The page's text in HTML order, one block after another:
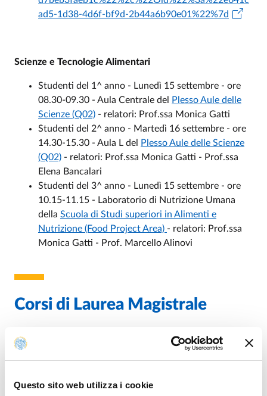
Questo sito web utilizza i cookie
ad5-1d38-4d6f-bf9d-2b44a6b90e01%22%7d
Scienze e Tecnologie Alimentari
Studenti del 1^ anno - Lunedì 15 settembre - ore
08.30-09.30 - Aula Centrale del
Plesso Aule delle
Scienze (Q02) - relatori: Prof.ssa Monica Gatti
Studenti del 2^ anno - Martedì 16 settembre - ore
14.30-15.30 - Aula L del
Plesso Aule delle Scienze
(Q02) - relatori: Prof.ssa Monica Gatti - Prof.ssa
Elena Bancalari
Studenti del 3^ anno - Lunedì 15 settembre - ore
10.15-11.15 - Laboratorio di Nutrizione Umana
della Scuola di Studi superiori in Alimenti e
Nutrizione (Food Project Area) - relatori: Prof.ssa
Monica Gatti - Prof. Marcello Alinovi
Corsi di Laurea Magistrale
relatori: Prof.ssa Eleonora Carini